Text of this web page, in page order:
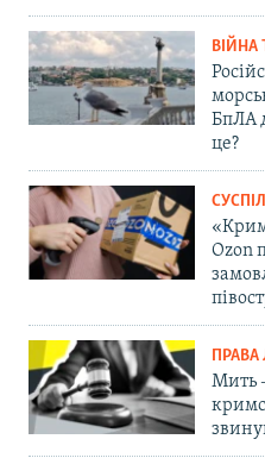
ВІЙНА
БпЛА
це?
Ozon
Мить